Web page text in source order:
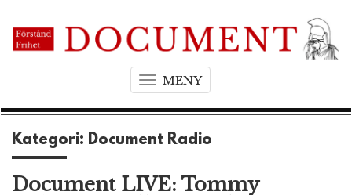
MENYT
g
g
Kategori: Document Radio
Document LIVE: Tommy